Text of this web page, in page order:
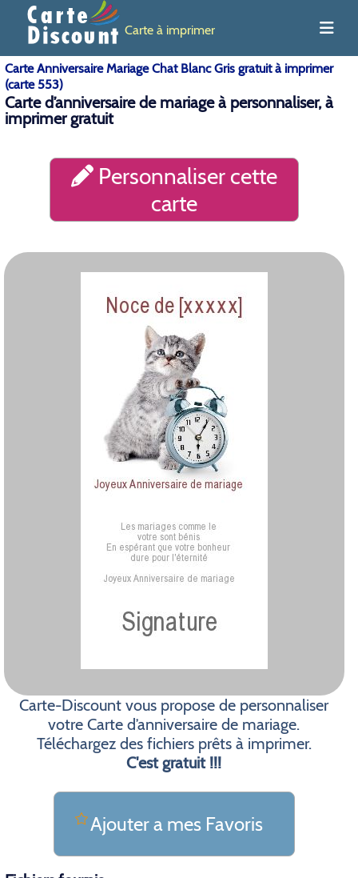
Carte à imprimer
Carte Anniversaire Mariage Chat Blanc Gris gratuit à imprimer
(carte 553)
Carte d’anniversaire de mariage à personnaliser, à
imprimer gratuit
Personnaliser cette
carte
Carte-Discount vous propose de personnaliser
votre Carte d’anniversaire de mariage.
Téléchargez des fichiers prêts à imprimer.
C'est gratuit !!!
Ajouter a mes Favoris